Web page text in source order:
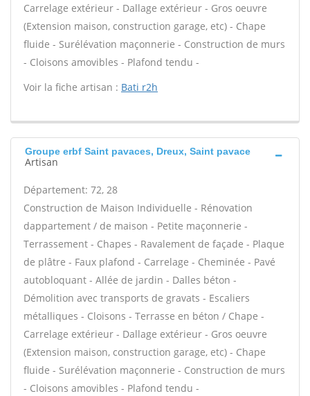
Carrelage extérieur - Dallage extérieur - Gros oeuvre
(Extension maison, construction garage, etc) - Chape
fluide - Surélévation maçonnerie - Construction de murs
- Cloisons amovibles - Plafond tendu -
Voir la fiche artisan : Bati r2h
Groupe erbf Saint pavaces, Dreux, Saint pavace
Artisan
Département: 72, 28
Construction de Maison Individuelle - Rénovation
dappartement / de maison - Petite maçonnerie -
Terrassement - Chapes - Ravalement de façade - Plaque
de plâtre - Faux plafond - Carrelage - Cheminée - Pavé
autobloquant - Allée de jardin - Dalles béton -
Démolition avec transports de gravats - Escaliers
métalliques - Cloisons - Terrasse en béton / Chape -
Carrelage extérieur - Dallage extérieur - Gros oeuvre
(Extension maison, construction garage, etc) - Chape
fluide - Surélévation maçonnerie - Construction de murs
- Cloisons amovibles - Plafond tendu -